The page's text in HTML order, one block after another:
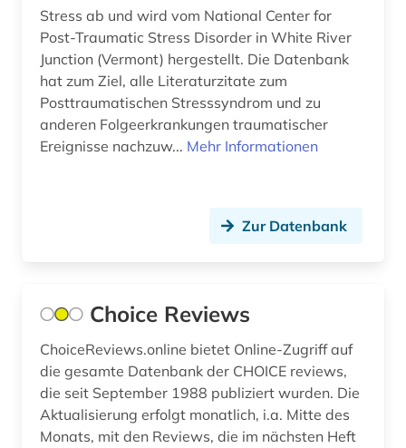
balneologie (1)
baltistik (1)
bamberg (1)
bauen (1)
bauen im bestand (1)
bauingenieurwesen (2)
Stress ab und wird vom National Center for
Post-Traumatic Stress Disorder in White River
Junction (Vermont) hergestellt. Die Datenbank
hat zum Ziel, alle Literaturzitate zum
Posttraumatischen Stresssyndrom und zu
anderen Folgeerkrankungen traumatischer
Ereignisse nachzuw... Mehr Informationen
Zur Datenbank
Choice Reviews
ChoiceReviews.online bietet Online-Zugriff auf
die gesamte Datenbank der CHOICE reviews,
die seit September 1988 publiziert wurden. Die
Aktualisierung erfolgt monatlich, i.a. Mitte des
Monats, mit den Reviews, die im nächsten Heft